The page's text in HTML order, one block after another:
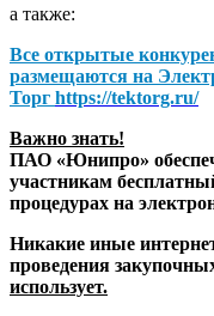
а также:
Все открытые
размещаются на
Торг https://tektorg.ru/
Важно знать!
ПАО «Юнипро»
участникам
процедурах на
Никакие иные
проведения
использует.